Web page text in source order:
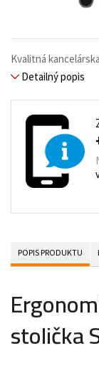
Kvalitná
Detailný popis
POPIS PRODUKTU
stolička